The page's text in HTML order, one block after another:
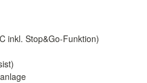
inkl. Stop&Go-Funktion)